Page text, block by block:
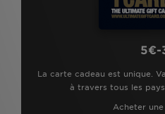
5€-
La carte cadeau est unique.
à travers tous les
Acheter